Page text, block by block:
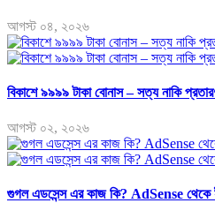
আগস্ট ০৪, ২০২৬
বিকাশে ৯৯৯৯ টাকা বোনাস – সত্য নাকি
আগস্ট ০২, ২০২৬
গুগল এডসেন্স এর কাজ কি? AdSense থেকে